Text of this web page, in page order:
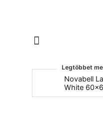
Legtöbbet
Novabell
White